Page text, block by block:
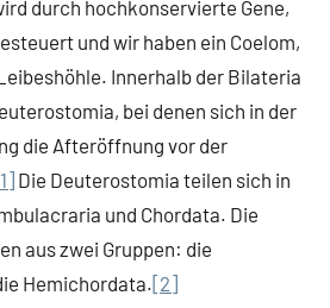
durch hochkonservierte Gene,
und wir haben ein Coelom,
Innerhalb der Bilateria
bei denen sich in der
die Afteröffnung vor der
Die Deuterostomia teilen sich in
und Chordata. Die
aus zwei Gruppen: die
Hemichordata.[2]